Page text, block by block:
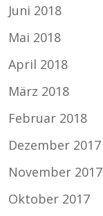
Juni 2018
Mai 2018
April 2018
März 2018
Februar 2018
Dezember 2017
November 2017
Oktober 2017